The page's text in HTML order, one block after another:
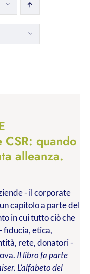
CSR: quando
alleanza.
- il corporate
capitolo a parte del
in cui tutto ciò che
fiducia, etica,
rete, donatori -
Il libro fa parte
L’alfabeto del